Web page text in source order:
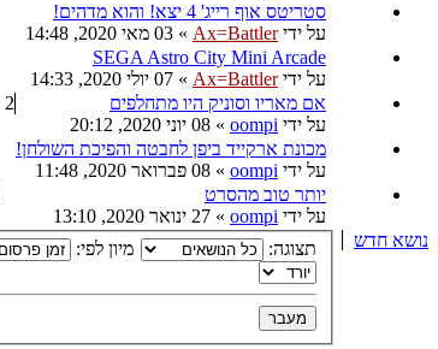
סטריטס אוף רייג' 4 יצא! והוא מדהים!
על ידיAx=Battler
» 03 מאי 2020, 14:48
SEGA Astro City Mini Arcade
על ידיAx=Battler
» 07 יולי 2020, 14:33
אם מאריו וסוניק היו מתחלפים
על ידי oompi
» 08 יוני 2020, 20:12
2
מכונת ארקייד ביפן לחבטה והפיכת השולחן!
על ידי oompi
» 08 פברואר 2020, 11:48
יותר טוב מהסרט
על ידי oompi
» 27 ינואר 2020, 13:10
נושא חדש
תצוגה: מיון לפי: